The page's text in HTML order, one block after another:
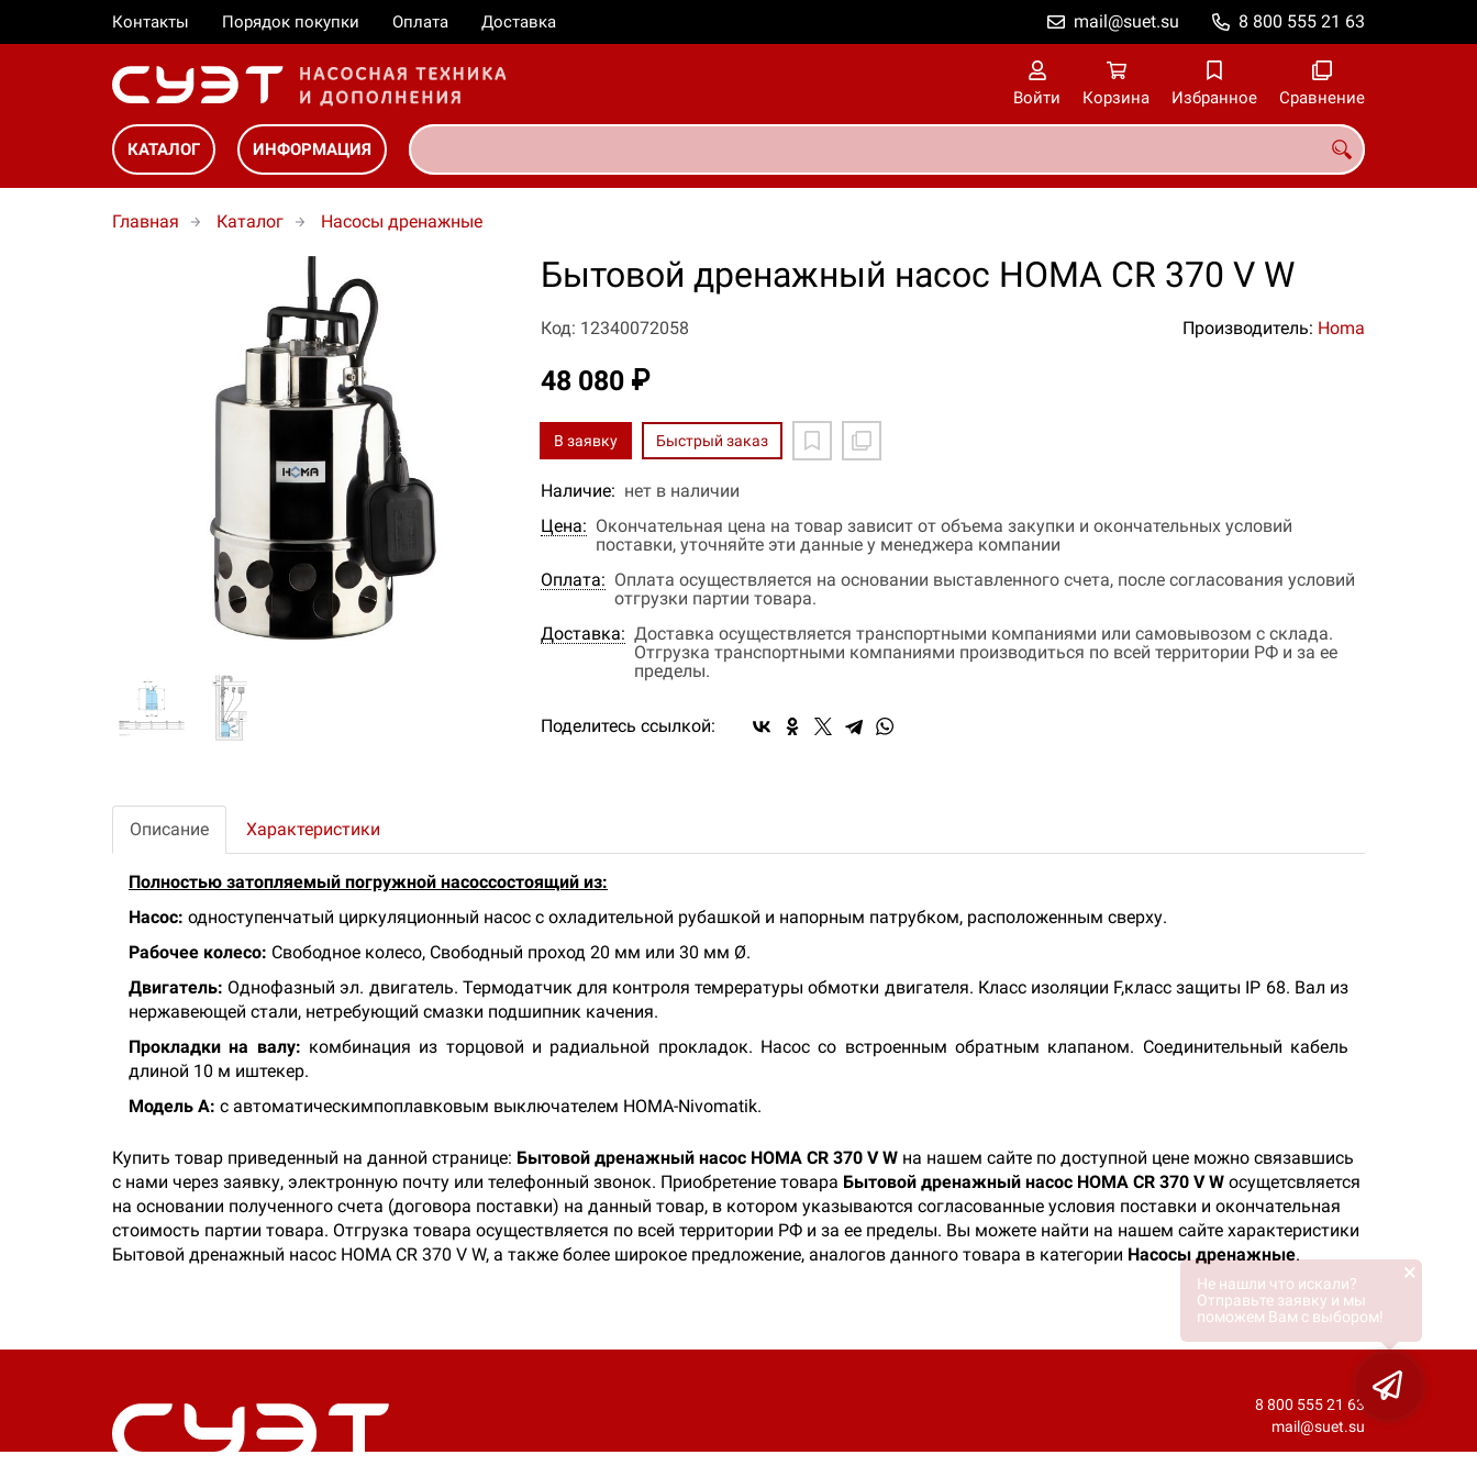
Контакты Порядок покупки Оплата Доставка 8 800 555 21 63
mail@suet.su
Войти Корзина Избранное Сравнение
КАТАЛОГ ИНФОРМАЦИЯ
Главная Каталог Насосы дренажные
Бытовой дренажный насос HOMA CR 370 V W
Код: 12340072058 Производитель: Homa
48 080 ₽
В заявку Быстрый заказ
Наличие: нет в наличии
Цена: Окончательная цена на товар зависит от объема закупки и окончательных условий
поставки, уточняйте эти данные у менеджера компании
Оплата: Оплата осуществляется на основании выставленного счета, после согласования условий
отгрузки партии товара.
Доставка: Доставка осуществляется транспортными компаниями или самовывозом с склада.
Отгрузка транспортными компаниями производиться по всей территории РФ и за ее
пределы.
Поделитесь ссылкой:
Описание Характеристики
Полностью затопляемый погружной насоссостоящий из:
Насос: одноступенчатый циркуляционный насос с oхладительнoй рубашкoй и напорным патрубком, расположенным сверху.
Рабочее колесо: Свободное колесо, Свободный проход 20 мм или 30 мм Ø.
Двигатель: Однофазный эл. двигатель. Термодатчик для контроля темрературы обмотки двигателя. Класс изоляции F,класс защиты IP 68. Вал из
нержавеющей cтали, нетребующий смазки подшипник качения.
Прокладки на валу: комбинация из торцовой и радиальной прокладок. Насос со встроенным обратным клапаном. Соединительный кабель
длиной 10 м иштекер.
Модель А: с автоматическимпоплавковым выключателем HOMA-Nivomatik.
Купить товар приведенный на данной странице: Бытовой дренажный насос HOMA CR 370 V W на нашем сайте по доступной цене можно связавшись
с нами через заявку, электронную почту или телефонный звонок. Приобретение товара Бытовой дренажный насос HOMA CR 370 V W осущетсвляется
на основании полученного счета (договора поставки) на данный товар, в котором указываются согласованные условия поставки и окончательная
стоимость партии товара. Отгрузка товара осуществляется по всей территории РФ и за ее пределы. Вы можете найти на нашем сайте характеристики
Бытовой дренажный насос HOMA CR 370 V W, а также более широкое предложение, аналогов данного товара в категории Насосы дренажные.
8 800 555 21 63
mail@suet.su
Не нашли что искали?
Отправьте заявку и мы
поможем Вам с выбором!
×